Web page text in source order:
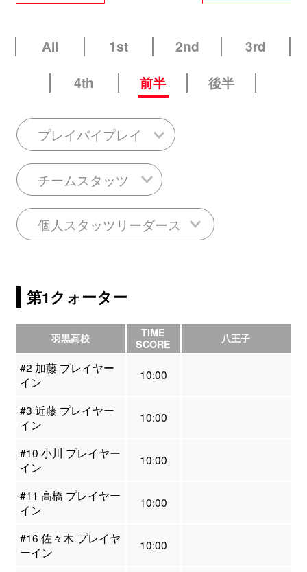
All 1st 2nd
3rd
4th
前半 後半
プレイバイプレイ
チームスタッツ
個人スタッツリーダース
第1クォーター
羽黒高校
TIME
SCORE
八王子
#2 加藤 プレイヤー
イン
10:00
#3 近藤 プレイヤー
イン
10:00
#10 小川 プレイヤー
イン
10:00
#11 高橋 プレイヤー
イン
10:00
#16 佐々木 プレイヤ
ーイン
10:00